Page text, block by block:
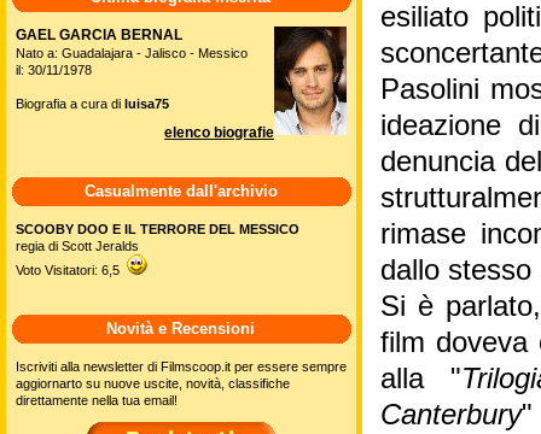
esiliato
Pasolini
ideazione
denuncia
rimase
dallo
Si è
film doveva
alla "
Canterbury"
GAEL GARCIA BERNAL
Nato a: Guadalajara - Jalisco - Messico
il: 30/11/1978
Biografia a cura di luisa75
elenco biografie
Casualmente dall'archivio
SCOOBY DOO E IL TERRORE DEL MESSICO
regia di Scott Jeralds
Voto Visitatori: 6,5
Novità e Recensioni
Iscriviti alla newsletter di Filmscoop.it per essere sempre
aggiornarto su nuove uscite, novità, classifiche
direttamente nella tua email!